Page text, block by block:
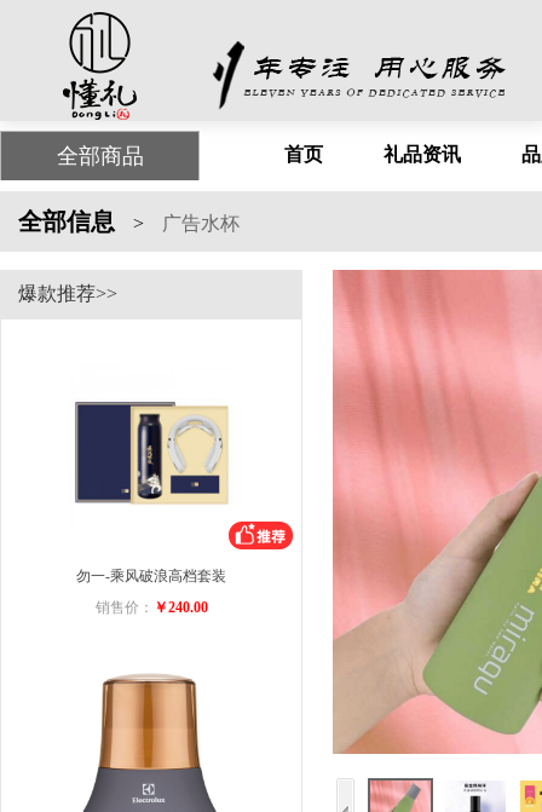
全部商品 首页 礼品资讯
全部信息 > 广告水杯
爆款推荐>>
勿一-乘风破浪高档套装
销售价： ￥240.00